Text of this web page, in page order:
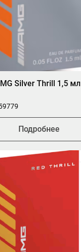
Silver Thrill 1,5 мл
Подробнее